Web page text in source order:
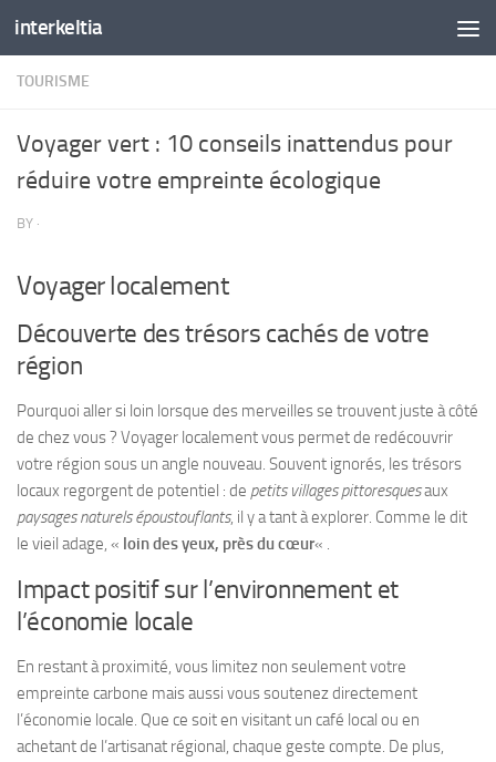
Skip to content
interkeltia
TOURISME
Voyager vert : 10 conseils inattendus pour
réduire votre empreinte écologique
BY ·
Voyager localement
Découverte des trésors cachés de votre
région
Pourquoi aller si loin lorsque des merveilles se trouvent juste à côté
de chez vous ? Voyager localement vous permet de redécouvrir
votre région sous un angle nouveau. Souvent ignorés, les trésors
locaux regorgent de potentiel : de petits villages pittoresquesaux
paysages naturels époustouflants, il y a tant à explorer. Comme le dit
le vieil adage, « loin des yeux, près du cœur« .
Impact positif sur l’environnement et
l’économie locale
En restant à proximité, vous limitez non seulement votre
empreinte carbone mais aussi vous soutenez directement
l’économie locale. Que ce soit en visitant un café local ou en
achetant de l’artisanat régional, chaque geste compte. De plus,